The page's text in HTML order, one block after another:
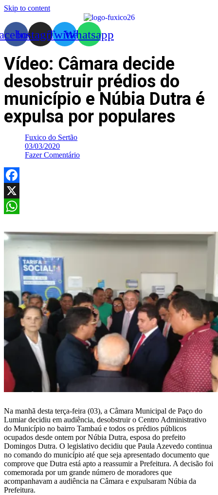
Skip to content
InstagramTwitterWhatsapp
Vídeo: Câmara decide
desobstruir prédios do
município e Núbia Dutra é
expulsa por populares
Fuxico do Sertão
03/03/2020
Fazer Comentário
Facebook
X
Na manhã desta terça-feira (03), a Câmara Municipal de Paço do
Lumiar decidiu em audiência, desobstruir o Centro Administrativo
do Município no bairro Tambaú e todos os prédios públicos
ocupados desde ontem por Núbia Dutra, esposa do prefeito
Domingos Dutra. O legislativo decidiu que Paula Azevedo continua
no comando do município até que seja apresentado documento que
comprove que Dutra está apto a reassumir a Prefeitura. A decisão foi
comemorada por um grande número de moradores que
acompanhavam a audiência na Câmara e expulsaram Núbia da
Prefeitura.